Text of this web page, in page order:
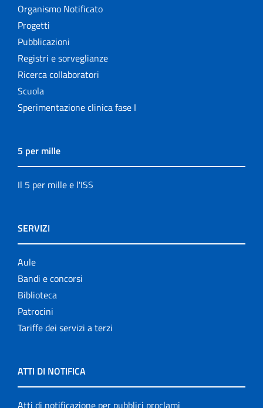
Organismo Notificato
Progetti
Pubblicazioni
Registri e sorveglianze
Ricerca collaboratori
Scuola
Sperimentazione clinica fase I
5 per mille
Il 5 per mille e l'ISS
SERVIZI
Aule
Bandi e concorsi
Biblioteca
Patrocini
Tariffe dei servizi a terzi
ATTI DI NOTIFICA
Atti di notificazione per pubblici proclami